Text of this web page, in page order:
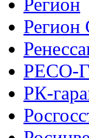
Регион
РЕСО-
РК-